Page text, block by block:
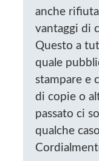
anche
vantaggi di
Questo a
quale
stampare e
di copie o
passato ci
qualche